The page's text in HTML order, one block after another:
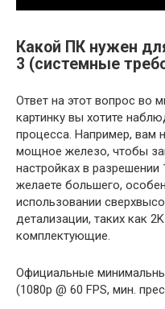
Какой ПК нужен
3 (системные
Ответ на этот вопрос во
картинку вы хотите
процесса. Например, вам
мощное железо, чтобы
настройках в разрешении
желаете большего,
использовании
детализации, таких как
комплектующие.
Официальные
(1080p @ 60 FPS, мин.